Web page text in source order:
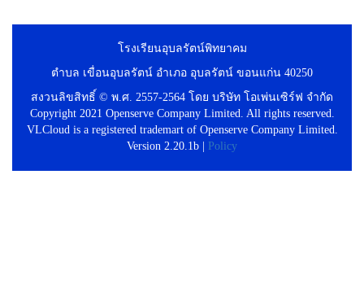
โรงเรียนอุบลรัตน์พิทยาคม
ตำบล เขื่อนอุบลรัตน์ อำเภอ อุบลรัตน์ ขอนแก่น 40250
สงวนลิขสิทธิ์ © พ.ศ. 2557-2564 โดย บริษัท โอเพ่นเซิร์ฟ จำกัด
Copyright 2021 Openserve Company Limited. All rights reserved.
VLCloud is a registered trademart of Openserve Company Limited.
Version 2.20.1b |
Policy